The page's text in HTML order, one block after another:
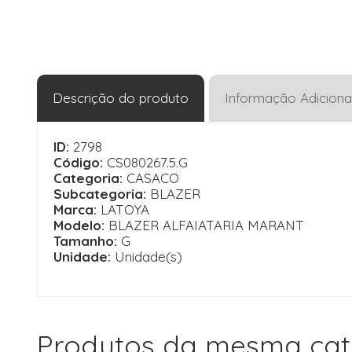
Descrição do produto Informação
ID: 2798
Código: CS080267.5.G
Categoria: CASACO
Subcategoria: BLAZER
Marca: LATOYA
Modelo: BLAZER ALFAIATARIA MARANT
Tamanho: G
Unidade: Unidade(s)
Produtos da mesma